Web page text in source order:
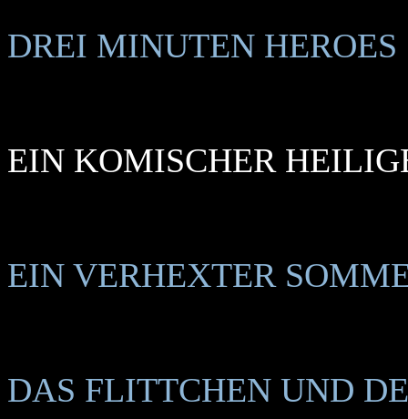
DREI MINUTEN HEROES
EIN KOMISCHER
EIN VERHEXTER
DAS FLITTCHEN UND